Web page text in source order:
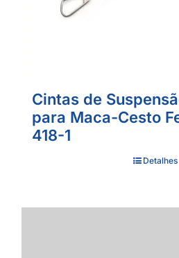
Cintas de
para Maca-Cesto
418-1
Detalhes